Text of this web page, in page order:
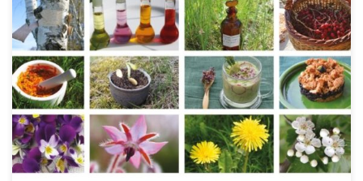
A la découverte des plantes médicinales dès 6 ans De mars à juin,
la bibliothèque de Malmedy vous propose 4 ateliers d’initiation à
l’herboristerie parent & enfant avec l’herboriste-naturopathe de
Bellevaux, Isabelle Cornette. Des rencontres conviviales en toute
simplicité, pour apprendre à mieux prendre soin de soi, de sa
famille, et […]